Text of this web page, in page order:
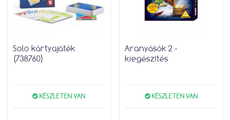
Solo kártyajáték
(738760)
KÉSZLETEN VAN
Aranyásók 2 -
kiegészítés
KÉSZLETEN VAN